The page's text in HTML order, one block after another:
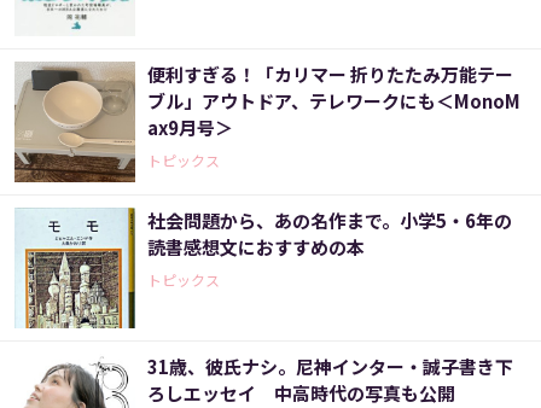
便利すぎる！「カリマー 折りたたみ万能テー
ブル」アウトドア、テレワークにも＜MonoM
ax9月号＞
トピックス
社会問題から、あの名作まで。小学5・6年の
読書感想文におすすめの本
トピックス
31歳、彼氏ナシ。尼神インター・誠子書き下
ろしエッセイ 中高時代の写真も公開